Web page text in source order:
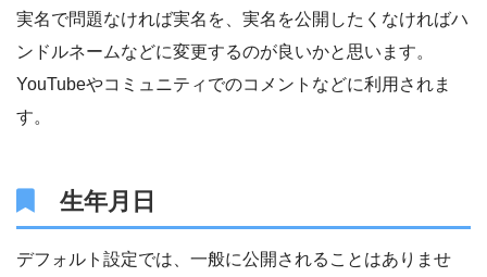
実名で問題なければ実名を、実名を公開したくなければハ
ンドルネームなどに変更するのが良いかと思います。
YouTubeやコミュニティでのコメントなどに利用されま
す。
生年月日
デフォルト設定では、一般に公開されることはありませ